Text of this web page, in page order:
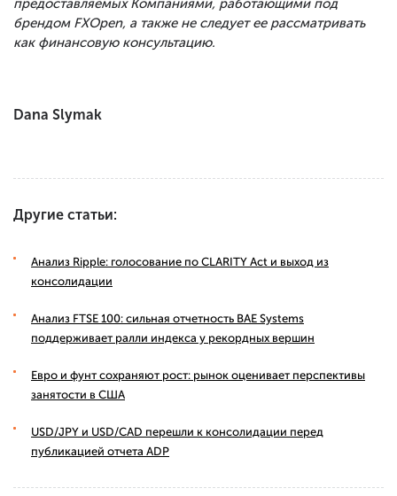
предоставляемых Компаниями, работающими под
брендом FXOpen, а также не следует ее рассматривать
как финансовую консультацию.
Dana Slymak
Другие статьи:
Анализ Ripple: голосование по CLARITY Act и выход из
консолидации
Анализ FTSE 100: сильная отчетность BAE Systems
поддерживает ралли индекса у рекордных вершин
Евро и фунт сохраняют рост: рынок оценивает перспективы
занятости в США
USD/JPY и USD/CAD перешли к консолидации перед
публикацией отчета ADP